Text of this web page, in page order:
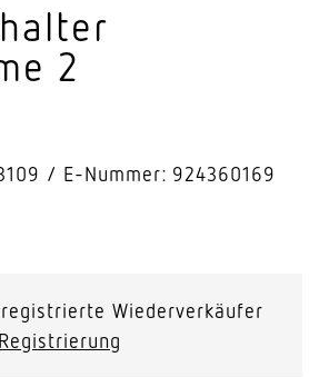
2
E-Nummer: 924360169
Wiederverkäufer